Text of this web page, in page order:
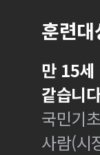
훈련대
만 15세
같습니
국민기
사람(시